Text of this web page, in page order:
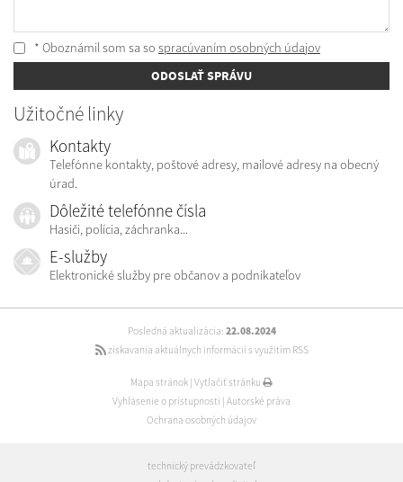
* Oboznámil som sa so spracúvaním osobných údajov
ODOSLAŤ SPRÁVU
Užitočné linky
Kontakty
Telefónne kontakty, poštové adresy, mailové adresy na obecný
úrad.
Dôležité telefónne čísla
Hasiči, polícia, záchranka...
E-služby
Elektronické služby pre občanov a podnikateľov
Posledná aktualizácia: 22.08.2024
získavania aktuálnych informácií s využitím RSS
Mapa stránok Vytlačiť stránku
Vyhlásenie o prístupnosti Autorské práva
Ochrana osobných údajov
technický prevádzkovateľ